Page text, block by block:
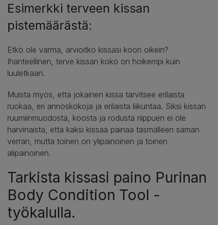
Esimerkki terveen kissan
pistemäärästä:
Etkö ole varma, arvioitko kissasi koon oikein?
Ihanteellinen, terve kissan koko on hoikempi kuin
luuletkaan.
Muista myös, että jokainen kissa tarvitsee erilaista
ruokaa, eri annoskokoja ja erilaista liikuntaa. Siksi kissan
ruumiinmuodosta, koosta ja rodusta riippuen ei ole
harvinaista, että kaksi kissaa painaa täsmälleen saman
verran, mutta toinen on ylipainoinen ja toinen
alipainoinen.
Tarkista kissasi paino Purinan
Body Condition Tool -
työkalulla.